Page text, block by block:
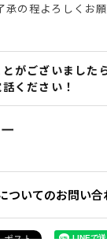
の程よろしくお願
がございました
ください！
ついてのお問い合